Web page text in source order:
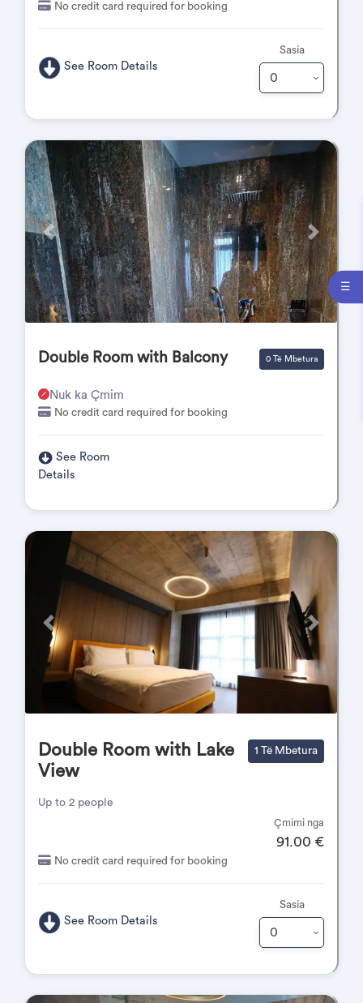
No credit card required for booking
See Room Details
Sasia
Përpara Pas
Double Room with Balcony 0 Të Mbetura
Nuk ka Çmim
No credit card required for booking
See Room
Details
Përpara Pas
Double Room with Lake
View
1 Të Mbetura
Up to 2 people
Çmimi nga
91.00 €
No credit card required for booking
See Room Details
Sasia
☰